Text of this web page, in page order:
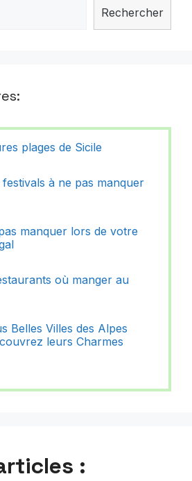
Rechercher
plages de Sicile
festivals à ne pas manquer
manquer lors de votre
où manger au
Belles Villes des Alpes
leurs Charmes
: